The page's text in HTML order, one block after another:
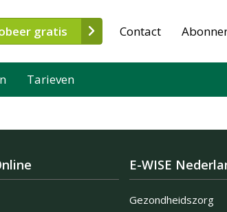
gratis Contact
Tarieven
E-WISE
Gezondheidszorg